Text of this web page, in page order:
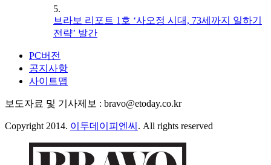
5.
브라보 리포트 1호 ‘사오정 시대, 73세까지 일하기
전략’ 발간
PC버전
공지사항
사이트맵
보도자료 및 기사제보 : bravo@etoday.co.kr
Copyright 2014. 이투데이피엔씨 . All rights reserved